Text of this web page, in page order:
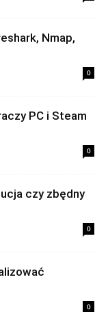
Nmap,
0
PC i Steam
0
czy zbędny
0
0